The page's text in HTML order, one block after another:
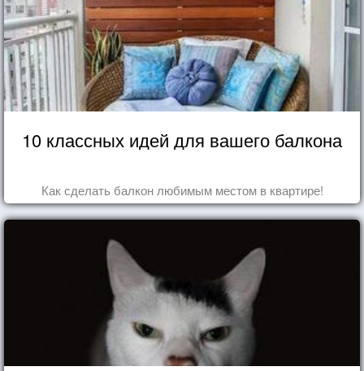
10 классных идей для вашего балкона
Как сделать балкон любимым местом в квартире!